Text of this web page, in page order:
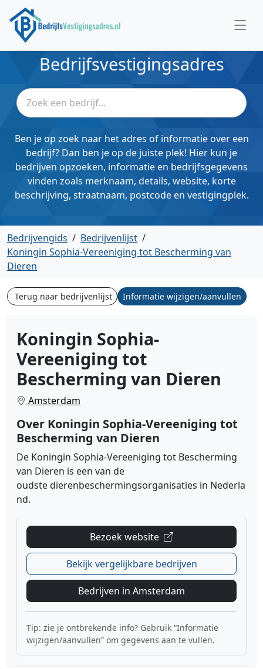
Bedrijfsvestigingsadres
Ben je op zoek naar het adres of informatie over een
bedrijf? Dan ben je op de juiste plek! Hier kun je
bedrijven opzoeken, informatie en bedrijfsgegevens
vinden zoals merknaam, details, website, korte
beschrijving, straatnaam, postcode en vestigingplek.
Bedrijvengids / Bedrijvenlijst /
Koningin Sophia-Vereeniging tot Bescherming van
Dieren
Terug naar bedrijvenlijst Informatie wijzigen/aanvullen
Koningin Sophia-
Vereeniging tot
Bescherming van Dieren
Amsterdam
Over Koningin Sophia-Vereeniging tot
Bescherming van Dieren
De Koningin Sophia-Vereeniging tot Bescherming
van Dieren is een van de
oudstedierenbeschermingsorganisaties in Nederla
nd.
Bezoek website
Bekijk vergelijkbare bedrijven
Bedrijven in Amsterdam
Tip: zie je ontbrekende info? Gebruik “Informatie
wijzigen/aanvullen” om gegevens aan te vullen.